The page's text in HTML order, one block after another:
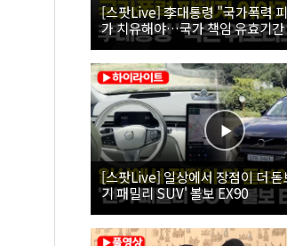
[스팟Live] 李대통령 "국가폭력
가 치유해야…국가 책임 유효기
26.08.07 국가폭력 피해자 위로
[스팟Live] 일상에서 장점이 더 돋
기 패밀리 SUV' 볼보 EX90